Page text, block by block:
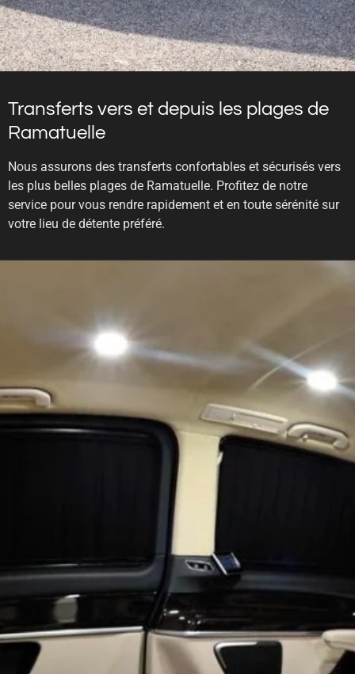
Transferts vers et depuis les plages de
Ramatuelle
Nous assurons des transferts confortables et sécurisés vers
les plus belles plages de Ramatuelle. Profitez de notre
service pour vous rendre rapidement et en toute sérénité sur
votre lieu de détente préféré.